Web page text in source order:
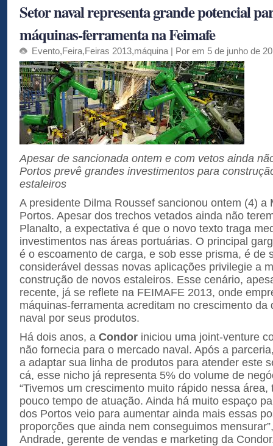
Setor naval representa grande potencial
máquinas-ferramenta na Feimafe
Evento,Feira,Feiras 2013,máquina | Por em 5 de junho de
Apesar de sancionada ontem e com vetos ainda
Portos prevê grandes investimentos para
estaleiros
A presidente Dilma Roussef sancionou ontem (4) a
Portos. Apesar dos trechos vetados ainda não
Planalto, a expectativa é que o novo texto traga
investimentos nas áreas portuárias. O principal
é o escoamento de carga, e sob esse prisma, é de
considerável dessas novas aplicações privilegie a
construção de novos estaleiros. Esse cenário,
recente, já se reflete na FEIMAFE 2013, onde
máquinas-ferramenta acreditam no crescimento da
naval por seus produtos.
Há dois anos, a Condor iniciou uma joint-venture
não fornecia para o mercado naval. Após a
a adaptar sua linha de produtos para atender este
cá, esse nicho já representa 5% do volume de
“Tivemos um crescimento muito rápido nessa
pouco tempo de atuação. Ainda há muito espaço
dos Portos veio para aumentar ainda mais essas
proporções que ainda nem conseguimos
Andrade, gerente de vendas e marketing da